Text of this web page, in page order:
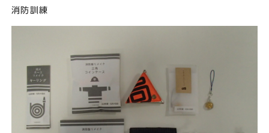
消防訓練